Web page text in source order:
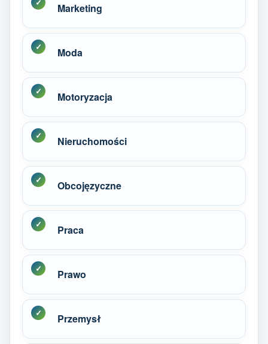
Marketing
Moda
Motoryzacja
Nieruchomości
Obcojęzyczne
Praca
Prawo
Przemysł